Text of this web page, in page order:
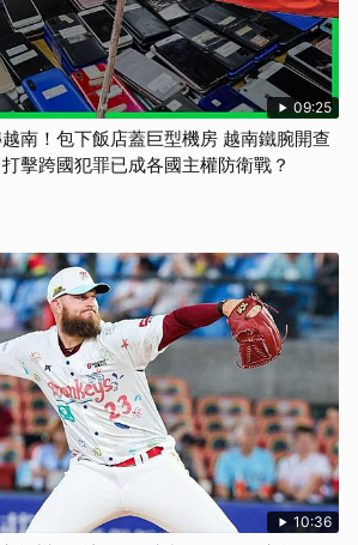
09:25
南！包下飯店蓋巨型機房 越南鐵腕開查
擊跨國犯罪已成各國主權防衛戰？
10:36